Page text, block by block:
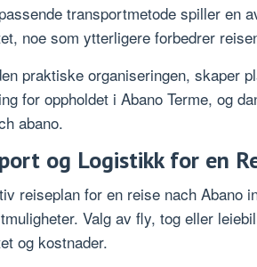
transportmetode spiller en
noe som ytterligere forbedrer
praktiske organiseringen, skaper
for oppholdet i Abano Terme, og
abano.
og Logistikk for en
reiseplan for en reise nach Abano
Valg av fly, tog eller
og kostnader.